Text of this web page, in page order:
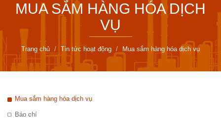
MUA SẮM HÀNG HÓA DỊCH
VỤ
Trang chủ Tin tức hoạt động Mua sắm hàng hóa dịch vụ
Mua sắm hàng hóa dịch vụ
Báo chí